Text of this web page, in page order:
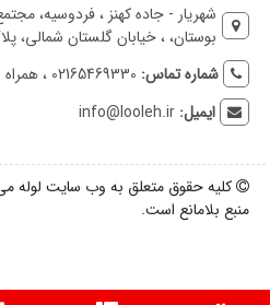
شهریار - جاده کهنز ، فردوسیه،
بوستان، ، خیابان گلستان شمالی، پلاک 7، کدپستی :
شماره تماس: 02165469330 ، همراه : 09120809195
ایمیل:info@looleh.ir
کلیه حقوق متعلق به وب سایت لوله
منبع بلامانع است.